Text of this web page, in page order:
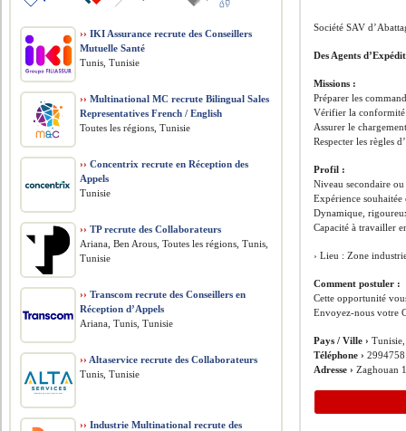
Société SAV
Des Agents
Missions :
Préparer les
Vérifier la conformité
Assurer le
Respecter les règles
Profil :
Niveau secondaire
Expérience
Dynamique,
Capacité à travailler
› Lieu : Zone
Comment postuler :
Cette opportunité
Envoyez-nous votre
Pays / Ville ›
Téléphone ›
Adresse › Zaghouan
›› IKI Assurance recrute des Conseillers
Mutuelle Santé
Tunis, Tunisie
›› Multinational MC recrute Bilingual Sales
Representatives French / English
Toutes les régions, Tunisie
›› Concentrix recrute en Réception des
Appels
Tunisie
›› TP recrute des Collaborateurs
Ariana, Ben Arous, Toutes les régions, Tunis,
Tunisie
›› Transcom recrute des Conseillers en
Réception d’Appels
Ariana, Tunis, Tunisie
›› Altaservice recrute des Collaborateurs
Tunis, Tunisie
›› Industrie Multinational recrute des